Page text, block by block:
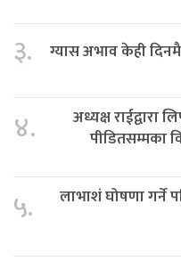
३. ग्यास अभाव केही
४.
अध्यक्ष
पीडितसम्मका
५.
लाभाशं घोषणा गर्ने